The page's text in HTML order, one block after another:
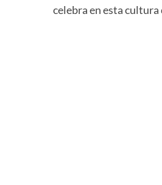
celebra en esta cultura